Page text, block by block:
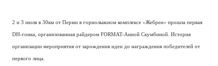
2 и 3 июля в 30км от Перми в горнолыжном комплексе «Жебреи» прошла первая
DH-гонка, организованная райдером FORMAT-Анной Скумбиной. История
организации мероприятия от зарождения идеи до награждения победителей от
первого лица.